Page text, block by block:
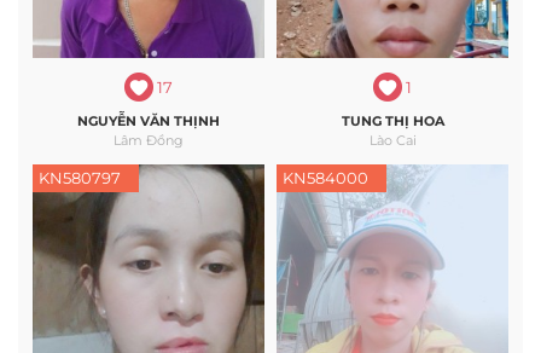
17
NGUYỄN VĂN THỊNH
Lâm Đồng
1
TUNG THỊ HOA
Lào Cai
KN580797 KN584000